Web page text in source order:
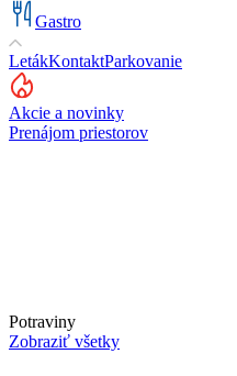
Gastro
LetákKontaktParkovanie
Akcie a novinky
Prenájom priestorov
Potraviny
Zobraziť všetky